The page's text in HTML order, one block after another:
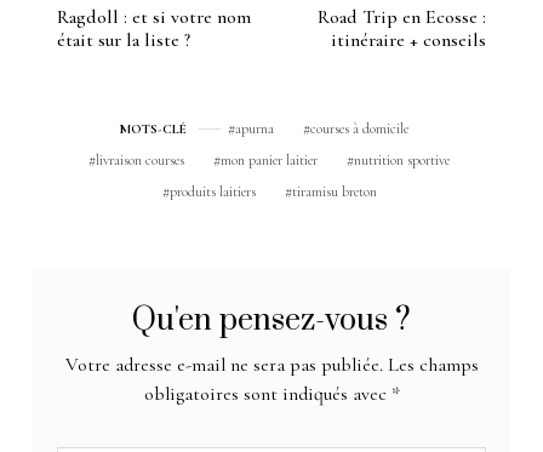
Ragdoll : et si votre nom
était sur la liste ?
Road Trip en Ecosse :
itinéraire + conseils
MOTS-CLÉ apurna
courses à domicile
livraison courses
mon panier laitier
nutrition sportive
produits laitiers
tiramisu breton
Qu'en pensez-vous ?
Votre adresse e-mail ne sera pas publiée. Les champs
obligatoires sont indiqués avec *